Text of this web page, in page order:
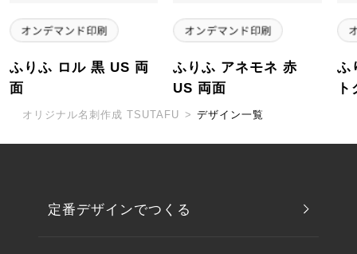
ふりふ ロル 黒 US 両
面
ふりふ アネモネ 赤
US 両面
ふ
オリジナル名刺作成 TSUTAFU > デザイン一覧
定番デザインでつくる